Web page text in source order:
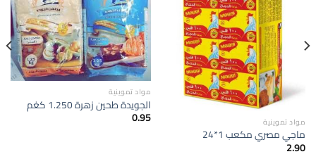
إضافة
المفضلة
مواد تموينية
ماجي مصري مكعب 1*24
2.90
إضافة
الى
المفضلة
مواد تموينية
الجويدة طحين زهرة 1.250 كغم
0.95